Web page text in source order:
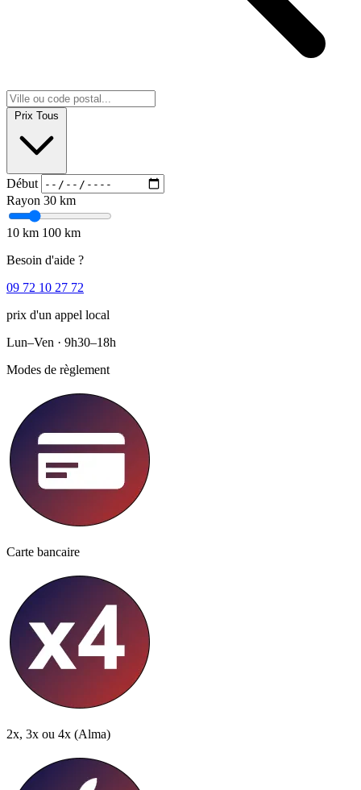
Prix Tous
Début
Rayon 30 km
10 km 100 km
Besoin d'aide ?
09 72 10 27 72
prix d'un appel local
Lun–Ven · 9h30–18h
Modes de règlement
Carte bancaire
2x, 3x ou 4x (Alma)